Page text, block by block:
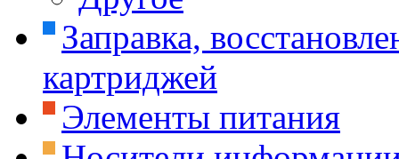
Заправка,
картриджей
Элементы питания